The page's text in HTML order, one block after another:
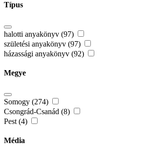
Típus
halotti anyakönyv (97)
születési anyakönyv (97)
házassági anyakönyv (92)
Megye
Somogy (274)
Csongrád-Csanád (8)
Pest (4)
Média